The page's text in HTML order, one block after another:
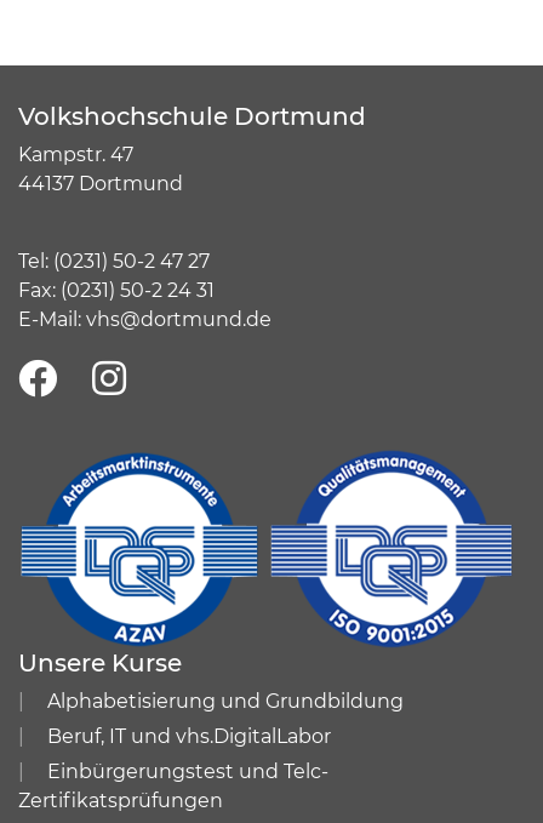
Volkshochschule Dortmund
Kampstr. 47
44137 Dortmund
Tel: (0231) 50-2 47 27
Fax: (0231) 50-2 24 31
E-Mail: vhs@dortmund.de
Unsere Kurse
Alphabetisierung und Grundbildung
Beruf, IT und vhs.DigitalLabor
Einbürgerungstest und Telc-
Zertifikatsprüfungen